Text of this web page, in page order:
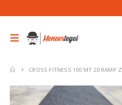
CROSS FITNESS 100 MT 20 RAMP